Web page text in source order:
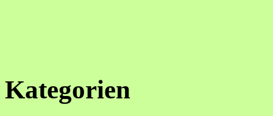
Kategorien